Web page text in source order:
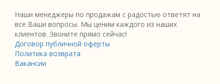
Наши менеджеры по продажам с радостью ответят на
все Ваши вопросы. Мы ценим каждого из наших
клиентов. Звоните прямо сейчас!
Договор публичной оферты
Политика возврата
Вакансии